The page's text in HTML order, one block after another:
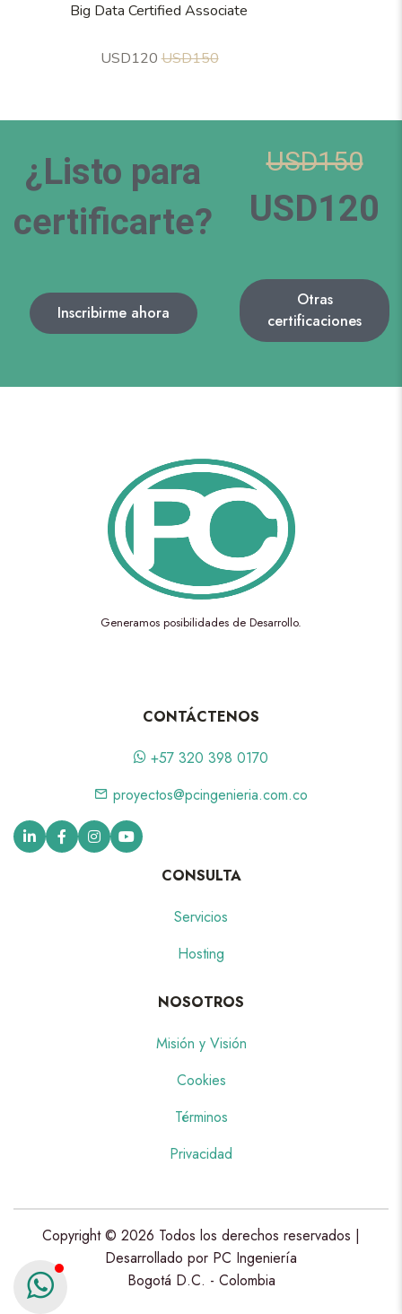
Big Data Certified Associate
USD120 USD150
¿Listo para
certificarte?
Inscribirme ahora
USD150
USD120
Otras
certificaciones
Generamos posibilidades de Desarrollo.
CONTÁCTENOS
+57 320 398 0170
proyectos@pcingenieria.com.co
CONSULTA
Servicios
Hosting
NOSOTROS
Misión y Visión
Cookies
Términos
Privacidad
Copyright © 2026 Todos los derechos reservados |
Desarrollado por PC Ingeniería
Bogotá D.C. - Colombia